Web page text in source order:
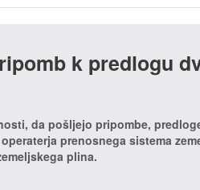
k predlogu
da pošljejo pripombe,
prenosnega sistema
plina.